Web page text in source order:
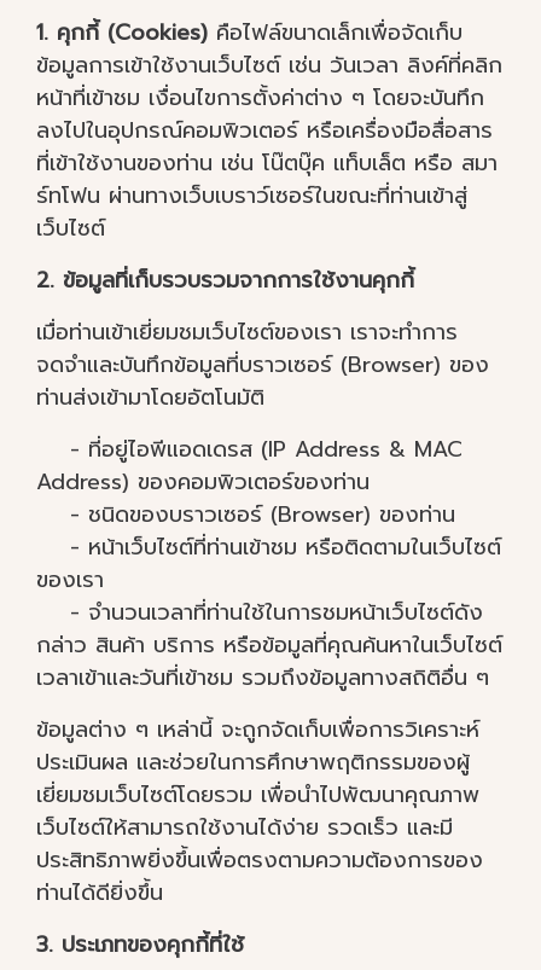
1. คุกกี้ (Cookies) คือไฟล์ขนาดเล็กเพื่อจัดเก็บ
ข้อมูลการเข้าใช้งานเว็บไซต์ เช่น วันเวลา ลิงค์ที่คลิก
หน้าที่เข้าชม เงื่อนไขการตั้งค่าต่าง ๆ โดยจะบันทึก
ลงไปในอุปกรณ์คอมพิวเตอร์ หรือเครื่องมือสื่อสาร
ที่เข้าใช้งานของท่าน เช่น โน๊ตบุ๊ค แท็บเล็ต หรือ สมา
ร์ทโฟน ผ่านทางเว็บเบราว์เซอร์ในขณะที่ท่านเข้าสู่
เว็บไซต์
2. ข้อมูลที่เก็บรวบรวมจากการใช้งานคุกกี้
เมื่อท่านเข้าเยี่ยมชมเว็บไซต์ของเรา เราจะทำการ
จดจำและบันทึกข้อมูลที่บราวเซอร์ (Browser) ของ
ท่านส่งเข้ามาโดยอัตโนมัติ
- ที่อยู่ไอพีแอดเดรส (IP Address & MAC
Address) ของคอมพิวเตอร์ของท่าน
- ชนิดของบราวเซอร์ (Browser) ของท่าน
- หน้าเว็บไซต์ที่ท่านเข้าชม หรือติดตามในเว็บไซต์
ของเรา
- จำนวนเวลาที่ท่านใช้ในการชมหน้าเว็บไซต์ดัง
กล่าว สินค้า บริการ หรือข้อมูลที่คุณค้นหาในเว็บไซต์
เวลาเข้าและวันที่เข้าชม รวมถึงข้อมูลทางสถิติอื่น ๆ
ข้อมูลต่าง ๆ เหล่านี้ จะถูกจัดเก็บเพื่อการวิเคราะห์
ประเมินผล และช่วยในการศึกษาพฤติกรรมของผู้
เยี่ยมชมเว็บไซต์โดยรวม เพื่อนำไปพัฒนาคุณภาพ
เว็บไซต์ให้สามารถใช้งานได้ง่าย รวดเร็ว และมี
ประสิทธิภาพยิ่งขึ้นเพื่อตรงตามความต้องการของ
ท่านได้ดียิ่งขึ้น
3. ประเภทของคุกกี้ที่ใช้